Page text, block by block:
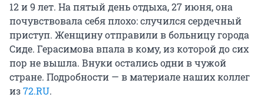
12 и 9 лет. На пятый день отдыха, 27 июня, она
почувствовала себя плохо: случился сердечный
приступ. Женщину отправили в больницу города
Сиде. Герасимова впала в кому, из которой до сих
пор не вышла. Внуки остались одни в чужой
стране. Подробности — в материале наших коллег
из72.RU.